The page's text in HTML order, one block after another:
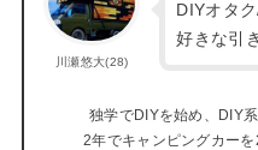
川瀬悠大(28)
DIYオタ
好きな引
独学でDIYを始め、DIY
2年でキャンピングカー